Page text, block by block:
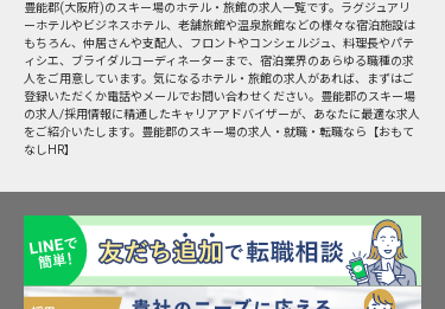
豊能郡(大阪府)の スキー場のホテル・旅館の求人一覧です。ラグジュアリ
ーホテルやビジネスホテル、老舗旅館や温泉旅館などの様々な宿泊施設は
もちろん、仲居さんや支配人、フロントやコンシェルジュ、料理長やパテ
ィシエ、ブライダルコーディネーターまで、宿泊業界のあらゆる職種の求
人をご用意しています。気になるホテル・旅館の求人があれば、まずはご
登録いただくか電話やメールでお問い合わせください。豊能郡のスキー場
の求人/採用情報に精通したキャリアアドバイザーが、あなたに最適な求人
をご紹介いたします。豊能郡のスキー場の求人・就職・転職なら【おもて
なしHR】